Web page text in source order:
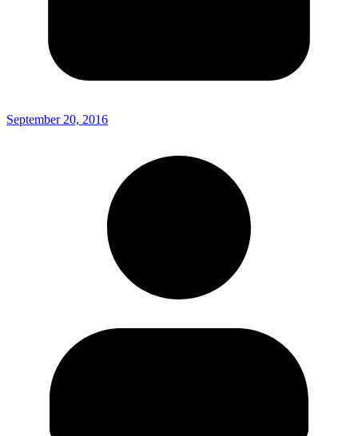
September 20, 2016